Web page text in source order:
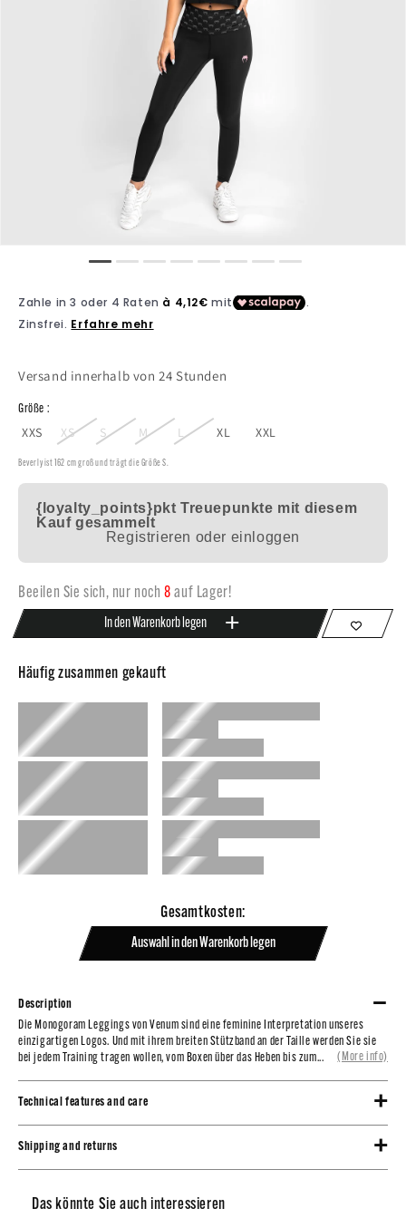
Versand innerhalb von 24 Stunden
Größe :
XXS XS S M L XL XXL
Beverly ist 162 cm groß und trägt die Größe S.
{loyalty_points}pkt Treuepunkte mit diesem
Kauf gesammelt
Registrieren oder einloggen
Beeilen Sie sich, nur noch8 auf Lager!
In den Warenkorb legen
Häufig zusammen gekauft
Gesamtkosten:
Auswahl in den Warenkorb legen
Description
Die Monogoram Leggings von Venum sind eine feminine Interpretation unseres
einzigartigen Logos. Und mit ihrem breiten Stützband an der Taille werden Sie sie
bei jedem Training tragen wollen, vom Boxen über das Heben bis zum Yoga.
- Breites, stützendes Taillenband,
- Kniebeugenfest,
- Zweite-Haut-Gewebe
Die Monogoram Leggings von Venum sind eine feminine Interpretation unseres
einzigartigen Logos. Und mit ihrem breiten Stützband an der Taille werden Sie sie
bei jedem Training tragen wollen, vom Boxen über das Heben bis zum...
(More info)
Technical features and care
Stoff 1: 73 % Nylon, 27 % Elasthan,
Stoff 2: 77 % Polyester, 23 % Elasthan,
Siebdruck-Logo,
Sublimierte Grafiken,
Nicht im Trockner trocknen,
Shipping and returns
Das könnte Sie auch interessieren